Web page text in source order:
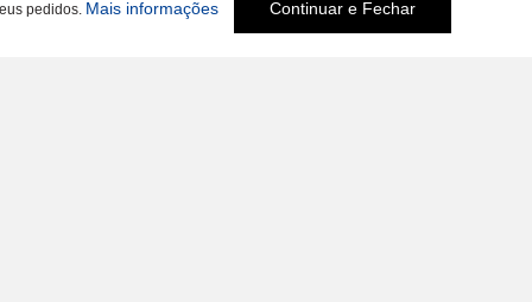
pedidos. Mais informações Continuar e Fechar